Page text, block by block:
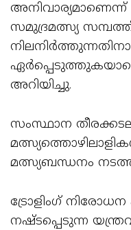
അനിവാര്യമാണെന്ന്
സമുദ്രമത്സ്യ
അറിയിച്ചു.
സംസ്ഥാന
മത്സ്യബന്ധനം
ട്രോളിംഗ്
നഷ്ടപ്പെടുന്ന